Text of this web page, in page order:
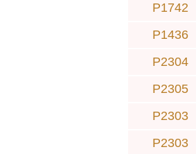
P1742
P1436
P2304
P2305
P2303
P2303